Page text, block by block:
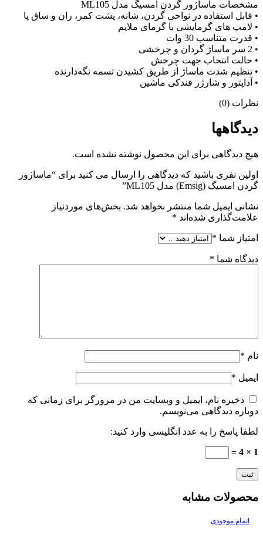
مشخصات ماساژور گردن امسیگ مدل ML105
• قابل استفاده در نواحی گردن، شانه، پشت کمر، ران و ساق پا
• لامپ های گرمایشی با گرمای ملایم
• قدرت متناسب 30 وات
• 2 سر ماساژ گردان و چرخشی
• حالت انتخاب جهت چرخش
• تنظیم شدت ماساژ از طریق کشیدن تسمه نگه‌دارنده
• آداپتور و شارژر فندکی ماشین
نظرات (0)
دیدگاهها
هیچ دیدگاهی برای این محصول نوشته نشده است.
اولین نفری باشید که دیدگاهی را ارسال می کنید برای “ماساژور
گردن امسیگ (Emsig) مدل ML105”
نشانی ایمیل شما منتشر نخواهد شد. بخش‌های موردنیاز
علامت‌گذاری شده‌اند *
امتیاز شما *
دیدگاه شما *
نام *
ایمیل *
ذخیره نام، ایمیل و وبسایت من در مرورگر برای زمانی که
دوباره دیدگاهی می‌نویسم.
لطفا پاسخ را به عدد انگلیسی وارد کنید:
1 × 4 =
محصولات مشابه
اتمام موجودی